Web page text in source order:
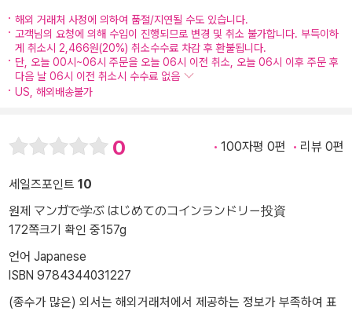
해외 거래처 사정에 의하여 품절/지연될 수도 있습니다.
고객님의 요청에 의해 수입이 진행되므로 변경 및 취소 불가합니다. 부득이하
게 취소시 2,466원(20%) 취소수수료 차감 후 환불됩니다.
단, 오늘 00시~06시 주문을 오늘 06시 이전 취소, 오늘 06시 이후 주문 후
다음 날 06시 이전 취소시 수수료 없음
US, 해외배송불가
0 100자평 0편 리뷰 0편
세일즈포인트 10
원제 マンガで学ぶ はじめてのコインランドリー投資
172쪽크기 확인 중157g
언어 Japanese
ISBN 9784344031227
(종수가 많은) 외서는 해외거래처에서 제공하는 정보가 부족하여 표